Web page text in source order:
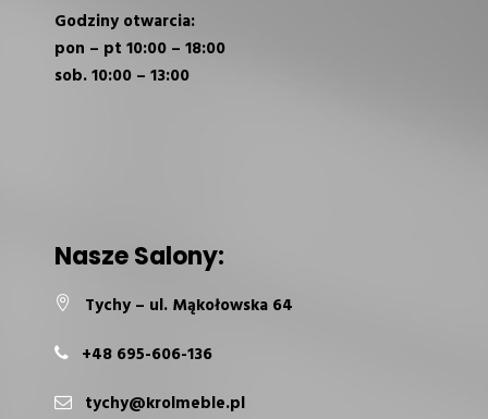
Godziny otwarcia:
pon – pt 10:00 – 18:00
sob. 10:00 – 13:00
Nasze Salony:
Tychy – ul. Mąkołowska 64
+48 695-606-136
tychy@krolmeble.pl